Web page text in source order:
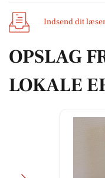
Indsend dit
OPSLAG
LOKALE